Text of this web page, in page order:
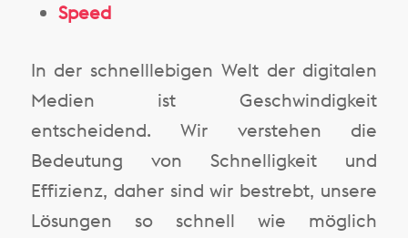
Speed
In der schnelllebigen Welt der digitalen
Medien ist Geschwindigkeit
entscheidend. Wir verstehen die
Bedeutung von Schnelligkeit und
Effizienz, daher sind wir bestrebt, unsere
Lösungen so schnell wie möglich